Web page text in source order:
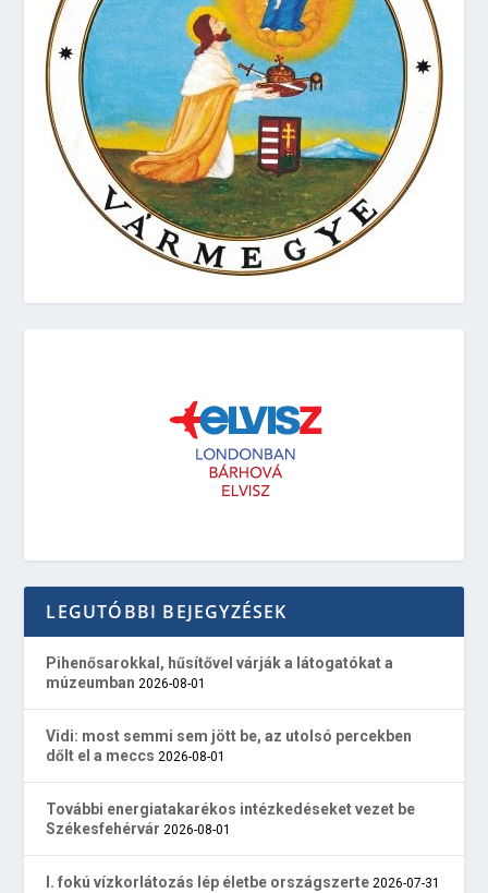
LEGUTÓBBI BEJEGYZÉSEK
Pihenősarokkal, hűsítővel várják a látogatókat a
múzeumban 2026-08-01
Vidi: most semmi sem jött be, az utolsó percekben
dőlt el a meccs 2026-08-01
További energiatakarékos intézkedéseket vezet be
Székesfehérvár 2026-08-01
I. fokú vízkorlátozás lép életbe országszerte 2026-07-31